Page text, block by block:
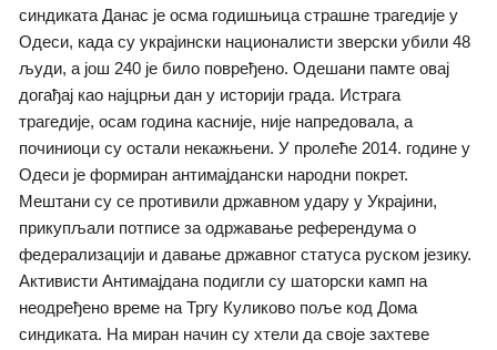
синдиката Данас је осма годишњица страшне трагедије у
Одеси, када су украјински националисти зверски убили 48
људи, а још 240 је било повређено. Одешани памте овај
догађај као најцрњи дан у историји града. Истрага
трагедије, осам година касније, није напредовала, а
починиоци су остали некажњени. У пролеће 2014. године у
Одеси је формиран антимајдански народни покрет.
Мештани су се противили државном удару у Украјини,
прикупљали потписе за одржавање референдума о
федерализацији и давање државног статуса руском језику.
Активисти Антимајдана подигли су шаторски камп на
неодређено време на Тргу Куликово поље код Дома
синдиката. На миран начин су хтели да своје захтеве